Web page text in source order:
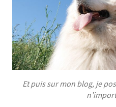
Et puis sur mon blog, je